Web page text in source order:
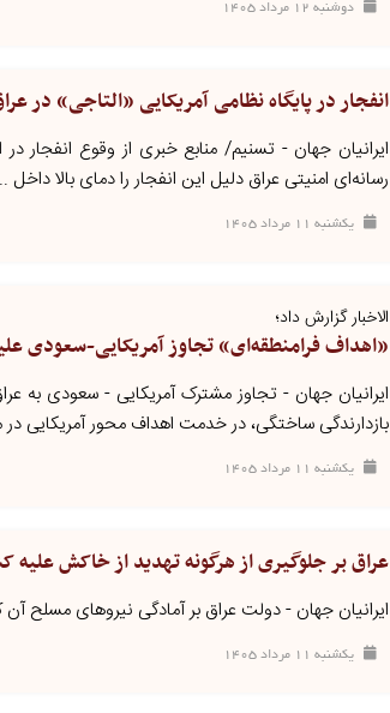
دوشنبه ۱۲ مرداد ۱۴۰۵
انفجار در پایگاه نظامی آمریکایی «التاجی» در
ایرانیان جهان - تسنیم/ منابع خبری از وقوع انفجار در
رسانه‌ای امنیتی عراق دلیل این انفجار را دمای بالا داخل
يکشنبه ۱۱ مرداد ۱۴۰۵
الاخبار گزارش داد؛
«اهداف فرامنطقه‌ای» تجاوز آمریکایی-سعودی
ایرانیان جهان - تجاوز مشترک آمریکایی - سعودی به
بازدارندگی ساختگی، در خدمت اهداف محور آمریکایی
يکشنبه ۱۱ مرداد ۱۴۰۵
عراق بر جلوگیری از هرگونه تهدید از خاکش علیه
ایرانیان جهان - دولت عراق بر آمادگی نیروهای مسلح آن
يکشنبه ۱۱ مرداد ۱۴۰۵